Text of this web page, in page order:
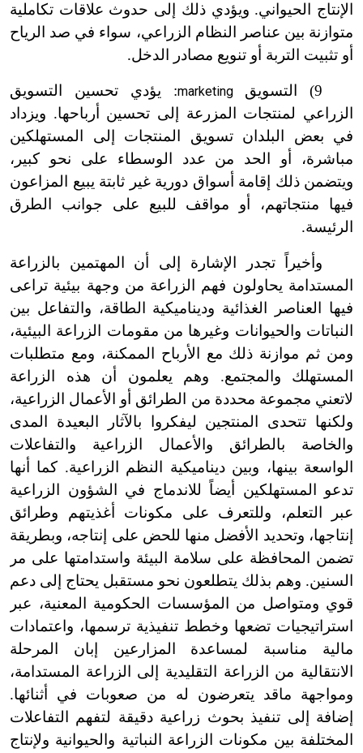
الإنتاج الحيواني. ويؤدي ذلك إلى حدوث علاقات تكاملية
متوازنة بين عناصر النظام الزراعي، سواء في صد الرياح
أو تثبيت التربة أو تنويع مصادر الدخل.
9) التسويق marketing: يؤدي تحسين التسويق
الزراعي لمنتجات المزرعة إلى تحسين أرباحها. ويزداد
في بعض البلدان تسويق المنتجات إلى المستهلكين
مباشرة، أو الحد من عدد الوسطاء على نحو كبير،
ويتضمن ذلك إقامة أسواق دورية غير ثابتة يبيع المزاعون
فيها منتجاتهم، أو مواقف للبيع على جوانب الطرق
الرئيسة.
وأخيراً تجدر الإشارة إلى أن المهتمين بالزراعة
المستدامة يحاولون فهم الزراعة من وجهة بيئية تراعى
فيها العناصر الغذائية وديناميكية الطاقة، والتفاعل بين
النباتات والحيوانات وغيرها من مقومات الزراعة البيئية،
ومن ثم موازنة ذلك مع الأرباح الممكنة، ومع متطلبات
المستهلك والمجتمع. وهم يعلمون أن هذه الزراعة
لاتعني مجموعة محددة من الطرائق أو الأعمال الزراعية،
ولكنها تتحدى المنتجين ليفكروا بالآثار البعيدة المدى
والخاصة بالطرائق والأعمال الزراعية والتفاعلات
الواسعة بينها، وبين ديناميكية النظم الزراعية. كما أنها
تدعو المستهلكين أيضاً للاندماج في الشؤون الزراعية
عبر التعلم، وللتعرف على مكونات أغذيتهم وطرائق
إنتاجها، وتحديد الأفضل منها للحض على إنتاجه، وبطريقة
تضمن المحافظة على سلامة البيئة واستدامتها على مر
السنين. وهم بذلك يتطلعون نحو مستقبل يحتاج إلى دعم
قوي ومتواصل من المؤسسات الحكومية المعنية، عبر
استراتيجيات تضعها وخطط تنفيذية ترسمها، واعتمادات
مالية مناسبة لمساعدة المزارعين إبان المرحلة
الانتقالية من الزراعة التقليدية إلى الزراعة المستدامة،
ومواجهة ماقد يتعرضون له من صعوبات في أثنائها.
إضافة إلى تنفيذ بحوث زراعية دقيقة لتفهم التفاعلات
المختلفة بين مكونات الزراعة النباتية والحيوانية ولإنتاج